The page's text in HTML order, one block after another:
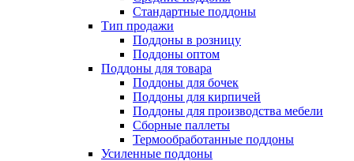
Стандартные поддоны
Тип продажи
Поддоны в розницу
Поддоны оптом
Поддоны для товара
Поддоны для бочек
Поддоны для кирпичей
Поддоны для производства мебели
Сборные паллеты
Термообработанные поддоны
Усиленные поддоны